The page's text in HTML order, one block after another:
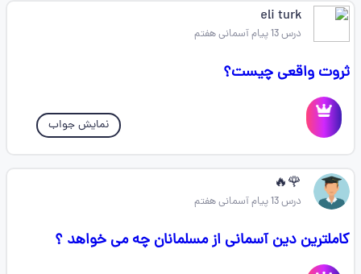
eli turk
درس 13 پیام آسمانی هفتم
ثروت واقعی چیست؟
نمایش جواب
🌹🔥
درس 13 پیام آسمانی هفتم
کاملترین دین آسمانی از مسلمانان چه می خواهد ؟